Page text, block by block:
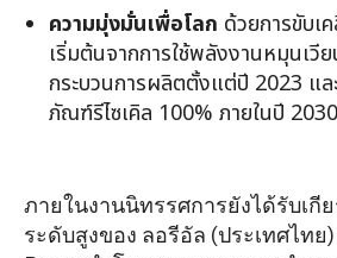
ความมุ่งมั่นเพื่อโลก ด้วยการขับเ
เริ่มต้นจากการใช้พลังงานหมุนเวี
กระบวนการผลิตตั้งแต่ปี 2023 แล
ภัณฑ์รีไซเคิล 100% ภายในปี 2030
ภายในงานนิทรรศการยังได้รับเกี
ระดับสูงของ ลอรีอัล (ประเทศไทย